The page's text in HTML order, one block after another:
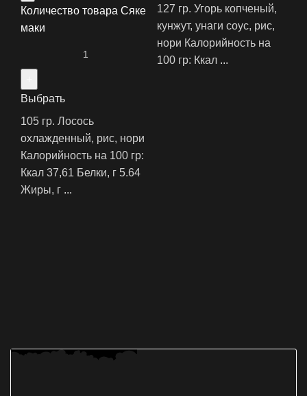
Количество товара Сяке
маки
Выбрать
105 гр. Лосось
охлажденный, рис, нори
Калорийность на 100 гр:
‍Ккал 37,61 ‍Белки, г 5.64
‍Жиры, г ...
127 гр. Угорь копченый,
кунжут, унаги соус, рис,
нори Калорийность на
100 гр: ‍Ккал ...